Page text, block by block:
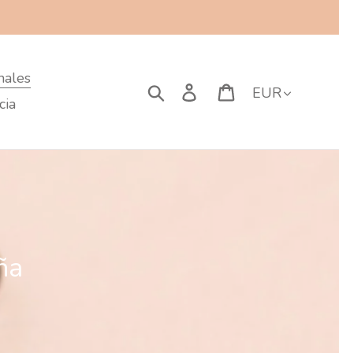
Buscar IngresarCarrito
Moneda